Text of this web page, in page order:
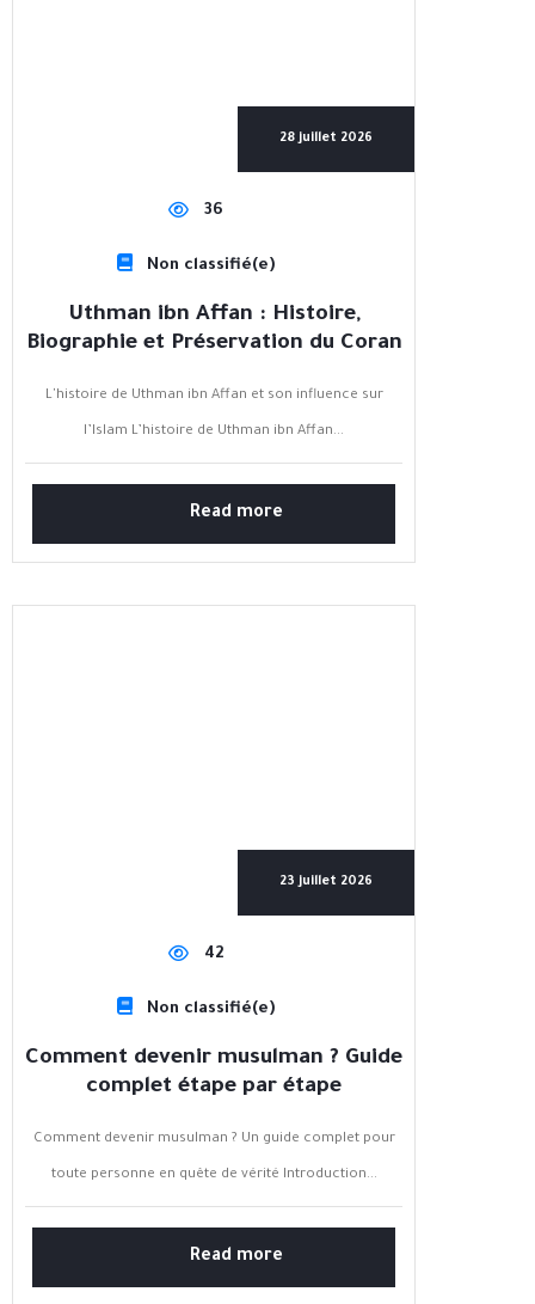
28 juillet 2026
36
Non classifié(e)
Uthman ibn Affan : Histoire,
Biographie et Préservation du Coran
L'histoire de Uthman ibn Affan et son influence sur
l’Islam L’histoire de Uthman ibn Affan...
Read more
23 juillet 2026
42
Non classifié(e)
Comment devenir musulman ? Guide
complet étape par étape
Comment devenir musulman ? Un guide complet pour
toute personne en quête de vérité Introduction...
Read more